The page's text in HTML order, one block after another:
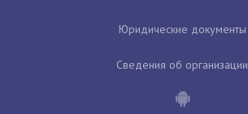
Юридические документы
Сведения об организации